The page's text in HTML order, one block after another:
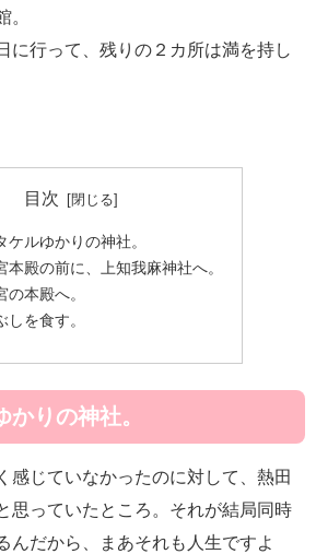
。
に行って、残りの２カ所は満を持し
目次
ケルゆかりの神社。
本殿の前に、上知我麻神社へ。
の本殿へ。
しを食す。
りの神社。
感じていなかったのに対して、熱田
思っていたところ。それが結局同時
んだから、まあそれも人生ですよ